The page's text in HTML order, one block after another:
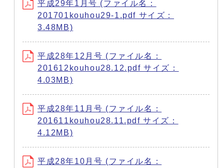
平成29年1月号 (ファイル名：
201701kouhou29-1.pdf サイズ：
3.48MB)
平成28年12月号 (ファイル名：
201612kouhou28.12.pdf サイズ：
4.03MB)
平成28年11月号 (ファイル名：
201611kouhou28.11.pdf サイズ：
4.12MB)
平成28年10月号 (ファイル名：